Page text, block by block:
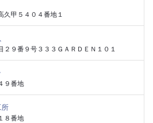
久甲５４０４番地１
２９番９号３３３ＧＡＲＤＥＮ１０１
９番地
所
８番地